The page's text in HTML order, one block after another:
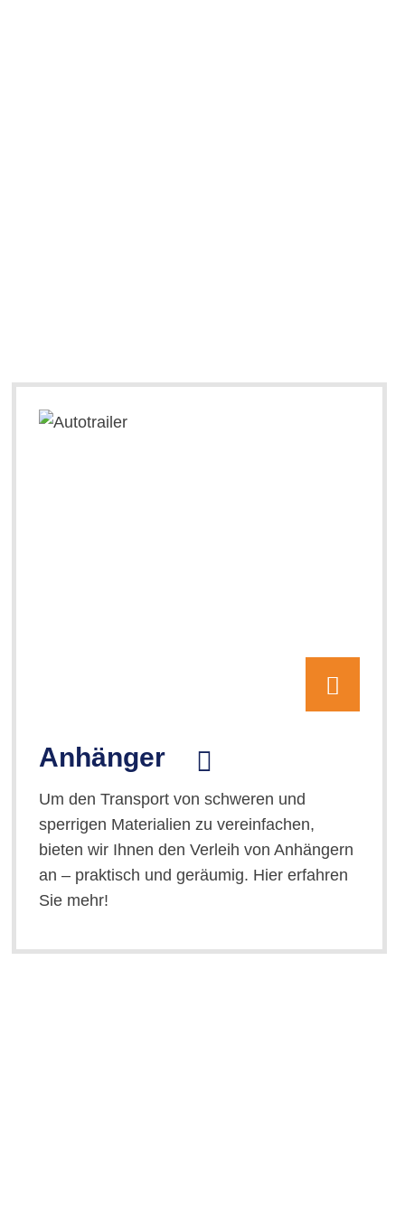
Anhänger
Um den Transport von schweren und
sperrigen Materialien zu vereinfachen,
bieten wir Ihnen den Verleih von Anhängern
an – praktisch und geräumig. Hier erfahren
Sie mehr!